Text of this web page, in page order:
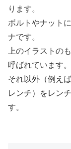
ります。
ボルトやナット
ナです。
上のイラストの
呼ばれています。
それ以外（例え
レンチ）をレン
す。